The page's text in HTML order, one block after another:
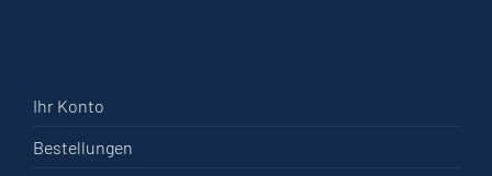
Ihr Konto
Bestellungen